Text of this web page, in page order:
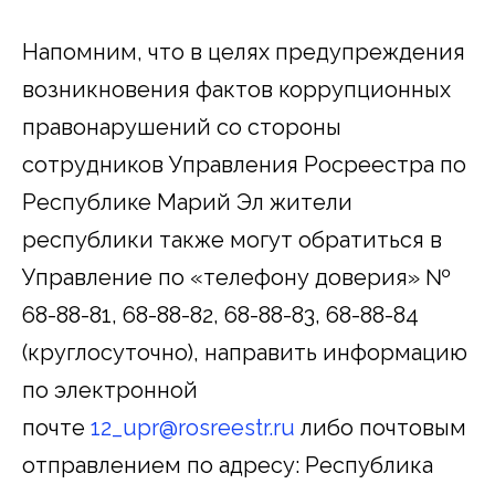
Напомним, что в целях предупреждения
возникновения фактов коррупционных
правонарушений со стороны
сотрудников Управления Росреестра по
Республике Марий Эл жители
республики также могут обратиться в
Управление по «телефону доверия» №
68-88-81, 68-88-82, 68-88-83, 68-88-84
(круглосуточно), направить информацию
по электронной
почте 12_upr@rosreestr.ru либо почтовым
отправлением по адресу: Республика